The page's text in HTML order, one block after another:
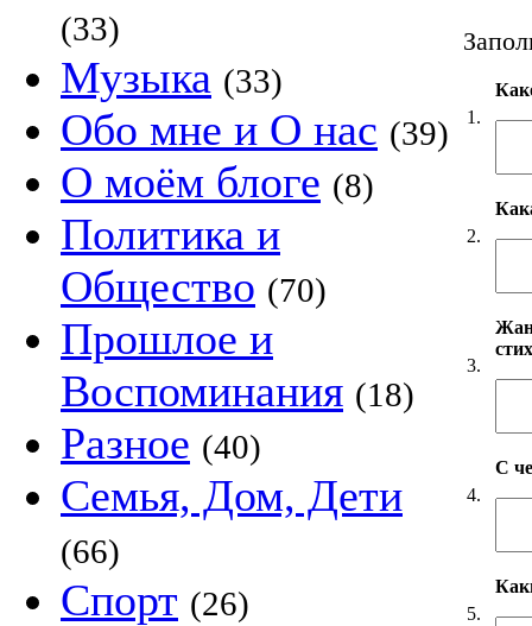
(33)
Музыка (33)
Обо мне и О нас (39)
О моём блоге (8)
Политика и
Общество (70)
Прошлое и
Воспоминания (18)
Разное (40)
Семья, Дом, Дети
(66)
Спорт (26)
1.
2.
3.
4.
С
5.